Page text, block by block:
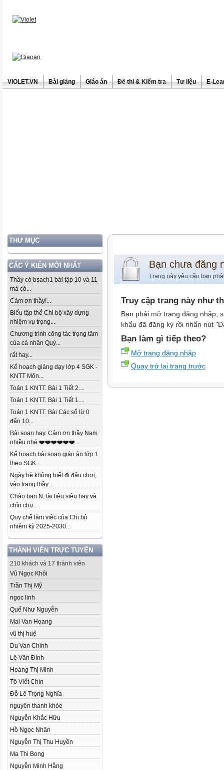
ViOLET.VN Bài giảng Giáo án Đề thi & Kiểm tra Tư liệu E-
THƯ MỤC
CÁC Ý KIẾN MỚI NHẤT
Thầy có bsach1 bài tập 10 và 11
mà có...
Cảm ơn thầy!...
Biểu tập thể Chi bộ xây dựng
nhiệm vụ trọng...
Chương trình công tác trọng tâm
của cá nhân Quý...
rất hay...
Kế hoạch giảng dạy lớp 4 SGK -
KNTT Môn...
Toán 1 KNTT. Bài 1 Tiết 2....
Toán 1 KNTT. Bài 1 Tiết 1....
Toán 1 KNTT. Bài Các số từ 0
đến 10...
Bài soạn hay. Cảm ơn thầy Nam
nhiều nhé ❤️❤️❤️❤️❤️❤️...
Kế hoạch bài soạn giáo án lớp 1
theo SGK...
Ngày hè không biết đi đâu chơi,
vào trang thầy...
Chào bạn N, tài liệu siêu hay và
chỉn chu...
Quy chế làm việc của Chi bộ
nhiệm kỳ 2025-2030...
THÀNH VIÊN TRỰC TUYẾN
210 khách và 17 thành viên
Vũ Ngọc Khôi
Trần Thị Mỹ
ngoc linh
Quế Như Nguyễn
Mai Van Hoang
vũ thị huệ
Du Van Chinh
Lê Văn Đính
Hoàng Thị Minh
Tô Viết Chín
Đỗ Lê Trọng Nghĩa
nguyên thanh khỏe
Nguyễn Khắc Hữu
Hồ Ngọc Nhân
Nguyễn Thị Thu Huyền
Ma Thi Bong
Nguyễn Minh Hằng
Bạn chưa đăng
Trang này yêu cầu bạn
Truy cập trang này như
Bạn phải mở trang đăng nhập,
khẩu đã đăng ký rồi nhấn nút
Bạn làm gì tiếp theo?
Mở trang đăng nhập
Quay trở lại trang trước